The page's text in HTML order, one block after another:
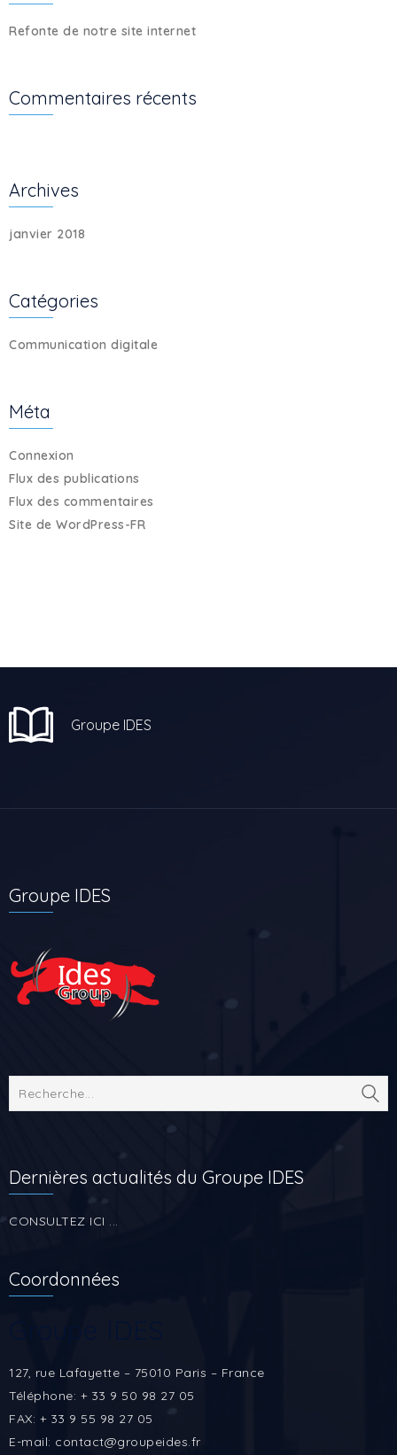
Refonte de notre site internet
Commentaires récents
Archives
janvier 2018
Catégories
Communication digitale
Méta
Connexion
Flux des publications
Flux des commentaires
Site de WordPress-FR
Groupe IDES
Groupe IDES
Dernières actualités du Groupe IDES
CONSULTEZ ICI ...
Coordonnées
127, rue Lafayette – 75010 Paris – France
Téléphone: + 33 9 50 98 27 05
FAX: + 33 9 55 98 27 05
E-mail: contact@groupeides.fr